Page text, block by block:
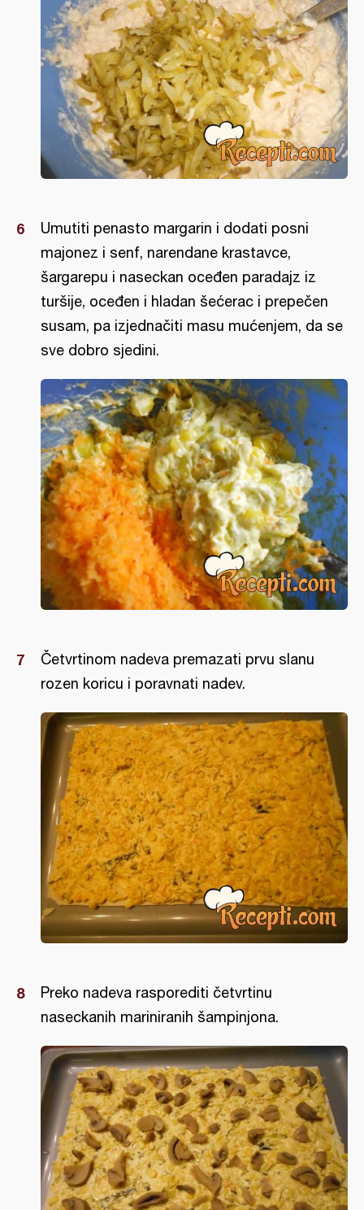
Umutiti penasto margarin i dodati posni
majonez i senf, narendane krastavce,
šargarepu i naseckan oceđen paradajz iz
turšije, oceđen i hladan šećerac i prepečen
susam, pa izjednačiti masu mućenjem, da se
sve dobro sjedini.
Četvrtinom nadeva premazati prvu slanu
rozen koricu i poravnati nadev.
Preko nadeva rasporediti četvrtinu
naseckanih mariniranih šampinjona.